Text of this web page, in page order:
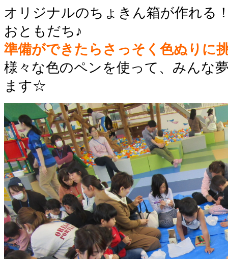
オリジナルのちょきん箱が作れる
おともだち♪
準備ができたらさっそく色ぬりに
様々な色のペンを使って、みんな
ます☆